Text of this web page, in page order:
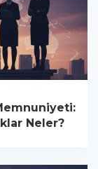
Neler?